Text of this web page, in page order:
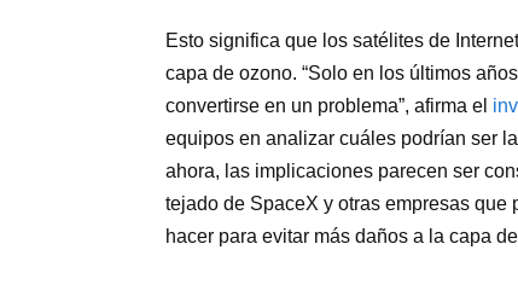
Esto significa que los satélites de
capa de ozono. “Solo en los últimos
convertirse en un problema”, afirma el
equipos en analizar cuáles podrían ser
ahora, las implicaciones parecen ser
tejado de SpaceX y otras empresas que
hacer para evitar más daños a la capa